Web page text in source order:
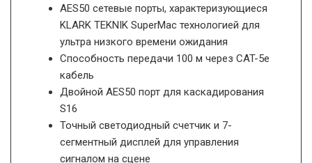
AES50 сетевые порты, характеризующиеся
KLARK TEKNIK SuperMac технологией для
ультра низкого времени ожидания
Способность передачи 100 м через CAT-5e
кабель
Двойной AES50 порт для каскадирования
S16
Точный светодиодный счетчик и 7-
сегментный дисплей для управления
сигналом на сцене